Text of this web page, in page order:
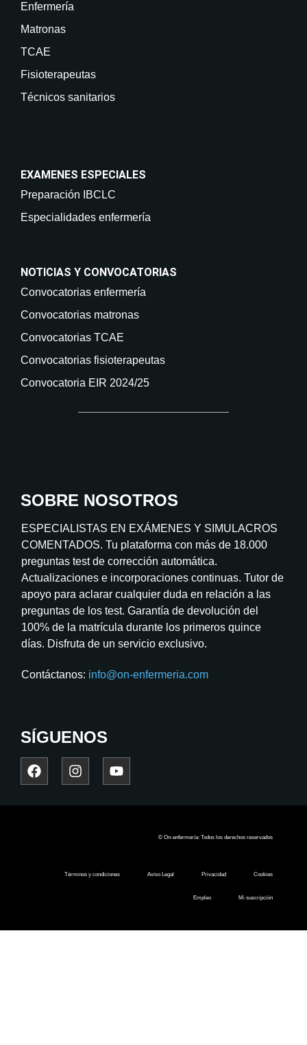
Enfermería
Matronas
TCAE
Fisioterapeutas
Técnicos sanitarios
EXAMENES ESPECIALES
Preparación IBCLC
Especialidades enfermería
NOTICIAS Y CONVOCATORIAS
Convocatorias enfermería
Convocatorias matronas
Convocatorias TCAE
Convocatorias fisioterapeutas
Convocatoria EIR 2024/25
SOBRE NOSOTROS
ESPECIALISTAS EN EXÁMENES Y SIMULACROS
COMENTADOS. Tu plataforma con más de 18.000
preguntas test de corrección automática.
Actualizaciones e incorporaciones continuas. Tutor de
apoyo para aclarar cualquier duda en relación a las
preguntas de los test. Garantía de devolución del
100% de la matrícula durante los primeros quince
días. Disfruta de un servicio exclusivo.
Contáctanos: info@on-enfermeria.com
SÍGUENOS
© On-enfermería: Todos los derechos reservados
Términos y condiciones Aviso Legal Privacidad Cookies
Empleo Mi suscripción